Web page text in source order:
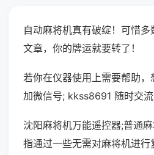
自动麻将机真有破绽！可惜
文章，你的牌运就要转了！
若你在仪器使用上需要帮助
加微信号; kkss8691 随时交流
沈阳麻将机万能遥控器;普通
指通过一些无需对麻将机进